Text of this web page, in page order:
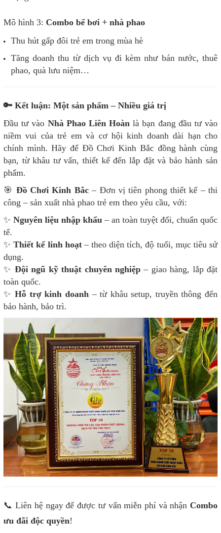
Mô hình 3: Combo bể bơi + nhà phao
Thu hút gấp đôi trẻ em trong mùa hè
Tăng doanh thu từ dịch vụ đi kèm như bán nước, thuê
phao, quà lưu niệm…
🔑 Kết luận: Một sản phẩm – Nhiều giá trị
Đầu tư vào Nhà Phao Liên Hoàn là bạn đang đầu tư vào
niềm vui của trẻ em và cơ hội kinh doanh dài hạn cho
chính mình. Hãy để Đồ Chơi Kinh Bắc đồng hành cùng
bạn, từ khâu tư vấn, thiết kế đến lắp đặt và bảo hành sản
phẩm.
🎯 Đồ Chơi Kinh Bắc– Đơn vị tiên phong thiết kế – thi
công – sản xuất nhà phao trẻ em theo yêu cầu, với:
✨ Nguyên liệu nhập khẩu – an toàn tuyệt đối, chuẩn quốc
tế.
✨Thiết kế linh hoạt– theo diện tích, độ tuổi, mục tiêu sử
dụng.
✨ Đội ngũ kỹ thuật chuyên nghiệp– giao hàng, lắp đặt
toàn quốc.
✨Hỗ trợ kinh doanh – từ khâu setup, truyền thông đến
bảo hành, bảo trì.
📞 Liên hệ ngay để được tư vấn miễn phí và nhận Combo
ưu đãi độc quyền!